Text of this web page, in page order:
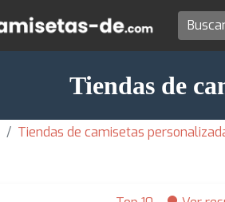
Tiendas de
Tiendas de camisetas